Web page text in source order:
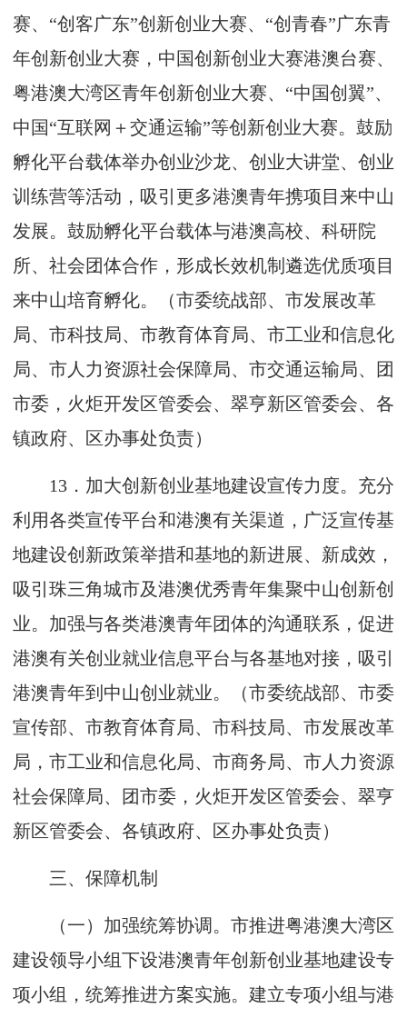
赛、“创客广东”创新创业大赛、“创青春”广东青
年创新创业大赛，中国创新创业大赛港澳台赛、
粤港澳大湾区青年创新创业大赛、“中国创翼”、
中国“互联网＋交通运输”等创新创业大赛。鼓励
孵化平台载体举办创业沙龙、创业大讲堂、创业
训练营等活动，吸引更多港澳青年携项目来中山
发展。鼓励孵化平台载体与港澳高校、科研院
所、社会团体合作，形成长效机制遴选优质项目
来中山培育孵化。（市委统战部、市发展改革
局、市科技局、市教育体育局、市工业和信息化
局、市人力资源社会保障局、市交通运输局、团
市委，火炬开发区管委会、翠亨新区管委会、各
镇政府、区办事处负责）
13 ．加大创新创业基地建设宣传力度。充分
利用各类宣传平台和港澳有关渠道，广泛宣传基
地建设创新政策举措和基地的新进展、新成效，
吸引珠三角城市及港澳优秀青年集聚中山创新创
业。加强与各类港澳青年团体的沟通联系，促进
港澳有关创业就业信息平台与各基地对接，吸引
港澳青年到中山创业就业。（市委统战部、市委
宣传部、市教育体育局、市科技局、市发展改革
局，市工业和信息化局、市商务局、市人力资源
社会保障局、团市委，火炬开发区管委会、翠亨
新区管委会、各镇政府、区办事处负责）
三、保障机制
（一）加强统筹协调。市推进粤港澳大湾区
建设领导小组下设港澳青年创新创业基地建设专
项小组，统筹推进方案实施。建立专项小组与港